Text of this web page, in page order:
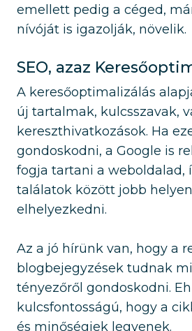
emellett pedig a céged,
nívóját is igazolják, növelik.
SEO, azaz
A keresőoptimalizálás
új tartalmak, kulcsszavak,
kereszthivatkozások. Ha
gondoskodni, a Google is
fogja tartani a weboldalad,
találatok között jobb
elhelyezkedni.
Az a jó hírünk van, hogy a
blogbejegyzések tudnak
tényezőről gondoskodni.
kulcsfontosságú, hogy a
és minőségiek legyenek.